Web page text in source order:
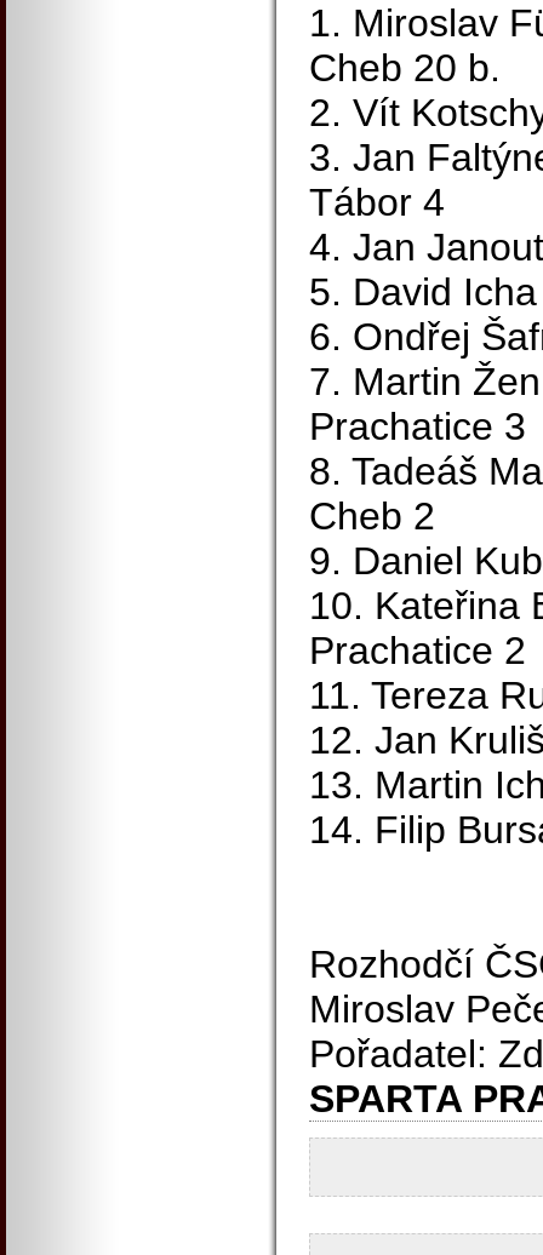
1. Miroslav
Cheb 20 b.
2. Vít
3. Jan
Tábor 4
4. Jan
5. David
6. Ondřej
7. Martin
Prachatice 3
8. Tadeáš
Cheb 2
9. Daniel
10. Kateřina
Prachatice 2
11. Tereza
12. Jan
13. Martin
14. Filip
Rozhodčí
Miroslav
Pořadatel:
SPARTA